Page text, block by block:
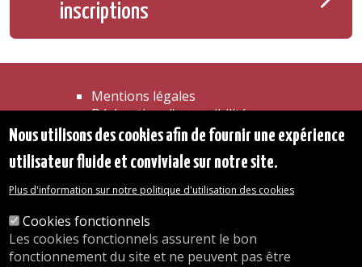
inscriptions
Mentions légales
Déclaration d'accessibilité
Transparence
Les services de l'administration
Organigramme
© 2026 Commune d'Auderghem
Nous utilisons des cookies afin de fournir une expérience
utilisateur fluide et conviviale sur notre site.
Plus d'information sur notre politique d'utilisation des cookies
Cookies fonctionnels
Les cookies fonctionnels assurent le bon
fonctionnement du site et ne peuvent pas être